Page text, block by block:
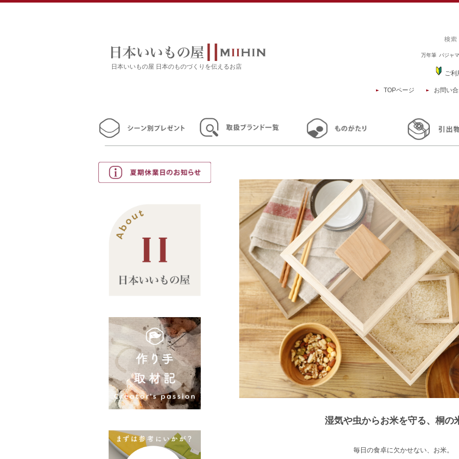
日本いいもの屋 日本のものづくりを伝えるお店
万年筆 パジャマ
ご利
TOPページ お問い
湿気や虫からお米を守る、桐の
毎日の食卓に欠かせない、お米。